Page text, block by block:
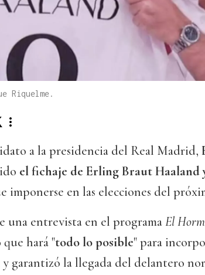
Riquelme.
a la presidencia del Real Madrid,
el fichaje de Erling Braut Haaland
imponerse en las elecciones del
una entrevista en el programaEl
que hará "todo lo posible" para
y garantizó la llegada del delantero